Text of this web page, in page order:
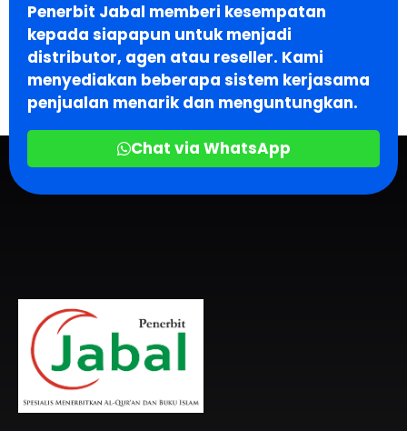
Penerbit Jabal memberi kesempatan
kepada siapapun untuk menjadi
distributor, agen atau reseller. Kami
menyediakan beberapa sistem kerjasama
penjualan menarik dan menguntungkan.
Chat via WhatsApp
Penerbit Al Quran Jabal
Penerbit Al Quran & Buku Islam Berpengalaman Sejak 2004